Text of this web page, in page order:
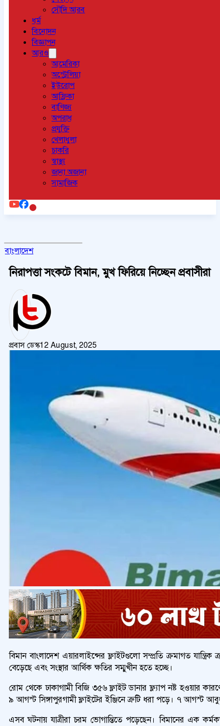
সৌদি আরব
ধর্ম
বিনোদন
বিজ্ঞাপন
আরও
আমেরিকা
অস্ট্রেলিয়া
ইউরোপ
আফ্রিকা
বাণিজ্য
অপরাধ
প্রযুক্তি
খেলাধুলা
চাকরি
স্বাস্থ্য
জানা অজানা
সামাজিক
বাংলাদেশ
নিরাপত্তা সংকটে বিমান, মুখ ফিরিয়ে নিচ্ছেন প্রবাসীরা
প্রবাস ডেস্ক12 August, 2025
বিমান বাংলাদেশ এয়ারলাইন্সের ফ্লাইটগুলো সম্প্রতি ক্রমাগত
বেড়েছে এবং সংস্থার আর্থিক ক্ষতির সম্মুখীন হতে হচ্ছে।
রোম থেকে ঢাকাগামী বিজি ৩৫৬ ফ্লাইট ডানার ফ্ল্যাপ নষ্ট হওয়ার
৯ আগস্ট সিঙ্গাপুরগামী ফ্লাইটের ইঞ্জিনে ত্রুটি ধরা পড়ে। ৭ আগস্ট
এসব ঘটনায় যাত্রীরা চরম ভোগান্তিতে পড়েছেন। বিমানের এক